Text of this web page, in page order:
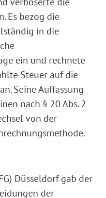
Es bezog die
in die
ein und rechnete
Steuer auf die
Seine Auffassung
nach § 20 Abs. 2
von der
Düsseldorf gab der
der